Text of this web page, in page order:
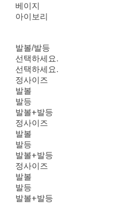
베이지
아이보리
발볼/발등
선택하세요.
선택하세요.
정사이즈
발볼
발등
발볼+발등
정사이즈
발볼
발등
발볼+발등
정사이즈
발볼
발등
발볼+발등